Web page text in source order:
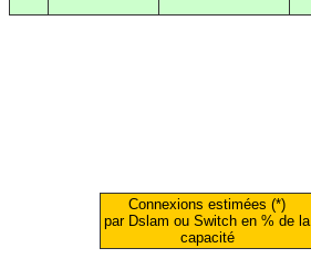
Connexions estimées (*)
par Dslam ou Switch en % de la
capacité